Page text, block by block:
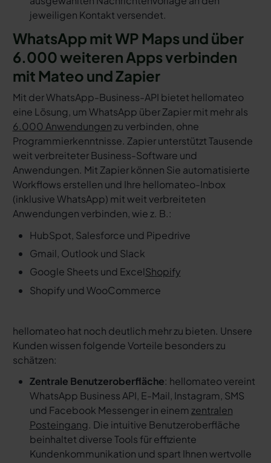
jeweiligen Kontakt versendet.
WhatsApp mit WP Maps und über
6.000 weiteren Apps verbinden
mit Mateo und Zapier
Mit der WhatsApp-Business-API bietet hellomateo
eine Lösung, um WhatsApp über Zapier mit mehr als
6.000 Anwendungenzu verbinden, ohne
Programmierkenntnisse. Zapier unterstützt Tausende
weit verbreiteter Business-Software und
Anwendungen. Mit Zapier können Sie automatisierte
Workflows erstellen und Ihre hellomateo-Inbox
(inklusive WhatsApp) mit weit verbreiteten
Anwendungen verbinden, wie z. B.:
HubSpot, Salesforce und Pipedrive
Gmail, Outlook und Slack
Google Sheets und ExcelShopify
Shopify und WooCommerce
hellomateo hat noch deutlich mehr zu bieten. Unsere
Kunden wissen folgende Vorteile besonders zu
schätzen:
Zentrale Benutzeroberfläche: hellomateo vereint
WhatsApp Business API, E-Mail, Instagram, SMS
und Facebook Messenger in einem zentralen
Posteingang. Die intuitive Benutzeroberfläche
beinhaltet diverse Tools für effiziente
Kundenkommunikation und spart Ihnen wertvolle